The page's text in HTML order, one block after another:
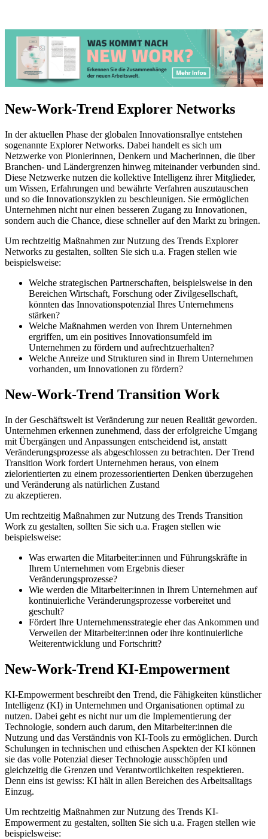
New-Work-Trend Explorer Networks
In der aktuellen Phase der globalen Innovationsrallye entstehen
sogenannte Explorer Networks. Dabei handelt es sich um
Netzwerke von Pionierinnen, Denkern und Macherinnen, die über
Branchen- und Ländergrenzen hinweg miteinander verbunden sind.
Diese Netzwerke nutzen die kollektive Intelligenz ihrer Mitglieder,
um Wissen, Erfahrungen und bewährte Verfahren auszutauschen
und so die Innovationszyklen zu beschleunigen. Sie ermöglichen
Unternehmen nicht nur einen besseren Zugang zu Innovationen,
sondern auch die Chance, diese schneller auf den Markt zu bringen.
Um rechtzeitig Maßnahmen zur Nutzung des Trends Explorer
Networks zu gestalten, sollten Sie sich u.a. Fragen stellen wie
beispielsweise:
Welche strategischen Partnerschaften, beispielsweise in den
Bereichen Wirtschaft, Forschung oder Zivilgesellschaft,
könnten das Innovationspotenzial Ihres Unternehmens
stärken?
Welche Maßnahmen werden von Ihrem Unternehmen
ergriffen, um ein positives Innovationsumfeld im
Unternehmen zu fördern und aufrechtzuerhalten?
Welche Anreize und Strukturen sind in Ihrem Unternehmen
vorhanden, um Innovationen zu fördern?
New-Work-Trend Transition Work
In der Geschäftswelt ist Veränderung zur neuen Realität geworden.
Unternehmen erkennen zunehmend, dass der erfolgreiche Umgang
mit Übergängen und Anpassungen entscheidend ist, anstatt
Veränderungsprozesse als abgeschlossen zu betrachten. Der Trend
Transition Work fordert Unternehmen heraus, von einem
zielorientierten zu einem prozessorientierten Denken überzugehen
und Veränderung als natürlichen Zustand
zu akzeptieren.
Um rechtzeitig Maßnahmen zur Nutzung des Trends Transition
Work zu gestalten, sollten Sie sich u.a. Fragen stellen wie
beispielsweise:
Was erwarten die Mitarbeiter:innen und Führungskräfte in
Ihrem Unternehmen vom Ergebnis dieser
Veränderungsprozesse?
Wie werden die Mitarbeiter:innen in Ihrem Unternehmen auf
kontinuierliche Veränderungsprozesse vorbereitet und
geschult?
Fördert Ihre Unternehmensstrategie eher das Ankommen und
Verweilen der Mitarbeiter:innen oder ihre kontinuierliche
Weiterentwicklung und Fortschritt?
New-Work-Trend KI-Empowerment
KI-Empowerment beschreibt den Trend, die Fähigkeiten künstlicher
Intelligenz (KI) in Unternehmen und Organisationen optimal zu
nutzen. Dabei geht es nicht nur um die Implementierung der
Technologie, sondern auch darum, den Mitarbeiter:innen die
Nutzung und das Verständnis von KI-Tools zu ermöglichen. Durch
Schulungen in technischen und ethischen Aspekten der KI können
sie das volle Potenzial dieser Technologie ausschöpfen und
gleichzeitig die Grenzen und Verantwortlichkeiten respektieren.
Denn eins ist gewiss: KI hält in allen Bereichen des Arbeitsalltags
Einzug.
Um rechtzeitig Maßnahmen zur Nutzung des Trends KI-
Empowerment zu gestalten, sollten Sie sich u.a. Fragen stellen wie
beispielsweise: